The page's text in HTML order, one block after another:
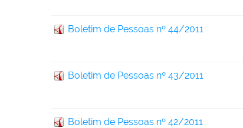
Boletim de Pessoas nº 44/2011
Boletim de Pessoas nº 43/2011
Boletim de Pessoas nº 42/2011